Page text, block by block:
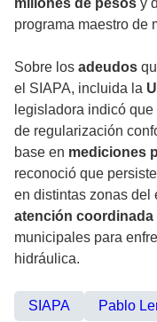
millones de pesos y
programa maestro de
Sobre los adeudos
el SIAPA, incluida la
legisladora indicó
de regularización
base en mediciones
reconoció que
en distintas zonas del
atención coordinada
municipales para
hidráulica.
SIAPA Pablo